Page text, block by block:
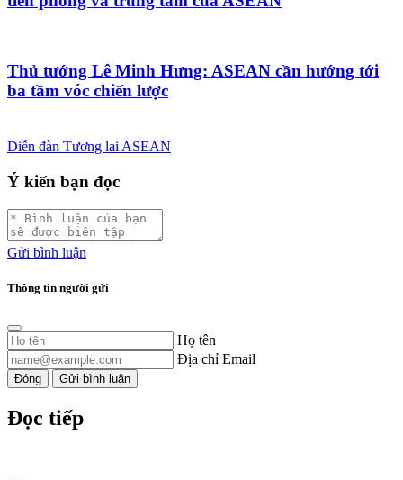
Thủ tướng Lê Minh Hưng: ASEAN cần hướng tới
ba tầm vóc chiến lược
Diễn đàn Tương lai ASEAN
Ý kiến bạn đọc
Gửi bình luận
Thông tin người gửi
Họ tên
Địa chỉ Email
Đóng Gửi bình luận
Đọc tiếp